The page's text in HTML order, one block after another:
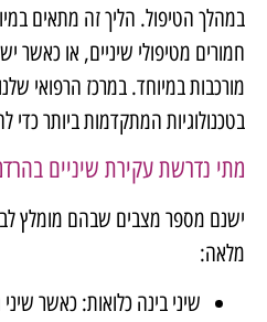
במהלך הטיפול. הליך זה מתאים
חמורים מטיפולי שיניים, או כאשר
מורכבות במיוחד. במרכז הרפואי
בטכנולוגיות המתקדמות ביותר כדי
מתי נדרשת עקירת שיניים
ישנם מספר מצבים שבהם מומלץ
מלאה:
שיני בינה כלואות: כאשר